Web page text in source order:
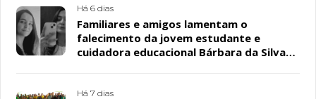
Há 6 dias
Familiares e amigos lamentam o
falecimento da jovem estudante e
cuidadora educacional Bárbara da Silva
Há 7 dias